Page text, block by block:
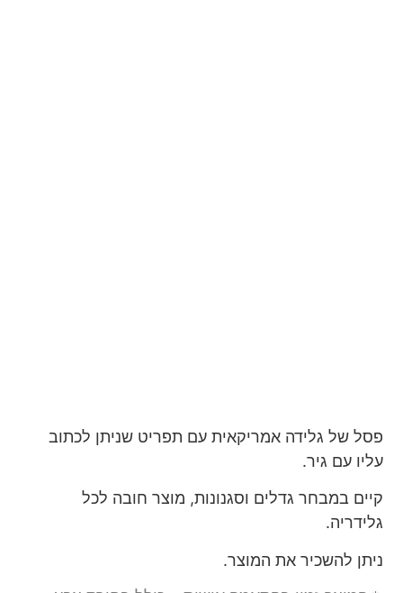
פסל של גלידה אמריקאית עם תפריט שניתן לכתוב
עליו עם גיר.
קיים במבחר גדלים וסגנונות, מוצר חובה לכל
גלידריה.
ניתן להשכיר את המוצר.